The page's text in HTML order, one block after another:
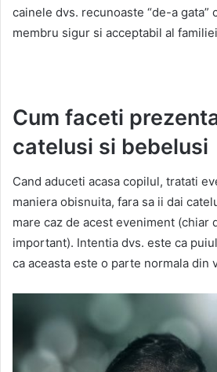
cainele dvs. recunoaste “de-a gata”
membru sigur si acceptabil al
Cum faceti
catelusi si bebelusi
Cand aduceti acasa copilul, tratati
maniera obisnuita, fara sa ii dai
mare caz de acest eveniment (chiar
important). Intentia dvs. este ca
ca aceasta este o parte normala din